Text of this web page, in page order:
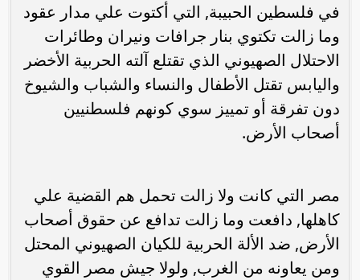
في فلسطين الحبيبة, التي أكتوت علي مدار عقود
وما زالت تكتوي بنار جرافات ونيران وطائرات
الاحتلال الصهيوني الذي تقتلع آلته الحربية الأخضر
واليابس تقتل الأطفال والنساء والشباب والشيوخ
دون تفرقة أو تمييز سوي كونهم فلسطنيين
أصحاب الأرض.
مصر التي كانت ولا زالت تحمل هم القضية علي
كاهلها, دافعت وما زالت تدافع عن حقوق أصحاب
الأرض, ضد الألة الحربية للكيان الصهيوني المحتل
ومن يعاونه من الغرب, ولولا جيش مصر القوي